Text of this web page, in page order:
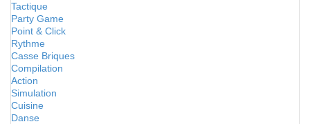
Tactique
Party Game
Point & Click
Rythme
Casse Briques
Compilation
Action
Simulation
Cuisine
Danse